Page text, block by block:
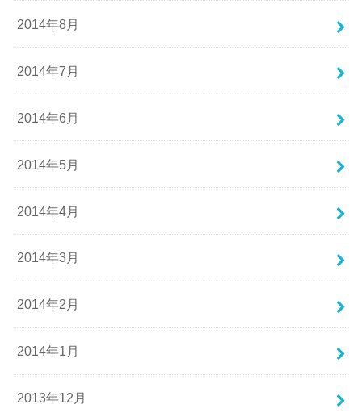
2014年8月
2014年7月
2014年6月
2014年5月
2014年4月
2014年3月
2014年2月
2014年1月
2013年12月